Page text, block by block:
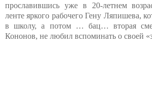
прославившись уже в 20-летнем
ленте яркого рабочего Гену Ляпишева,
в школу, а потом … бац… вторая
Кононов, не любил вспоминать о своей